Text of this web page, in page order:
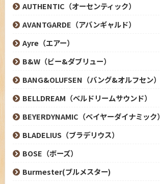
AUTHENTIC（オーセンティック）
AVANTGARDE（アバンギャルド）
Ayre（エアー）
B&W（ビー&ダブリュー）
BANG&OLUFSEN（バング&オルフセン）
BELLDREAM（ベルドリームサウンド）
BEYERDYNAMIC（ベイヤーダイナミック）
BLADELIUS（ブラデリウス）
BOSE（ボーズ）
Burmester(ブルメスター)